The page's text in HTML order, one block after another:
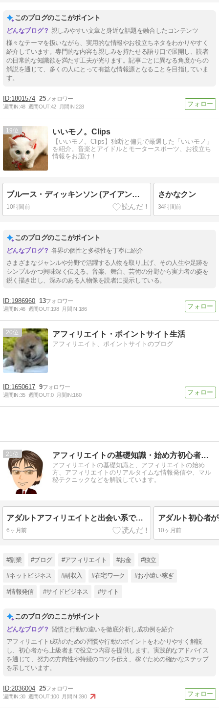
このブログのここがポイント
親しみやすい文章と身近な話題を融合したコンテンツ
様々なテーマを扱いながら、実用的な情報やお役立ちネタをわかりやすく
紹介しています。専門的な内容も親しみを持たせる語り口で展開し、読者
の日常的な知識欲を満たす工夫が光ります。記事ごとに異なる角度からの
解説を通じて、多くの人にとって有益な情報源となることを目指していま
す。
1801574 25
週間IN:48 週間OUT:42 月間IN:228
19 いいモノ。Clips
【いいモノ。Clips】独断と偏見で厳選した「いいモノ」
を紹介。音楽とアイドルとモータースポーツ、お役立ち
情報をお届け！
ブルース・ディッキンソン (アイアン・メイデン)
10時間前
さかなクン
34時間前
このブログのここがポイント
各界の個性と多様性を丁寧に紹介
さまざまなジャンルや分野で活躍する人物を取り上げ、その人生や足跡を
シンプルかつ興味深く伝える。音楽、舞台、芸術の分野から実力者の姿を
鋭く描き出し、深みのある人物像を読者に提示している。
1986960 13
週間IN:46 週間OUT:198 月間IN:186
20 アフィリエイト・ポイントサイト生活
アフィリエイト、ポイントサイトのブログ
1650617 9
週間IN:35 週間OUT:0 月間IN:160
21 アフィリエイトの基礎知識・始め方初心者講座
アフィリエイトの基礎知識と、アフィリエイトの始め
方、アフィリエイトのリアルタイムな情報発信や、マル
秘テクニックなどを解説しています。
アダルトアフィリエイトと出会い系で稼ぐ別サイト運用とリライト戦略の全体像
6ヶ月前 10ヶ月前
#副業 #ブログ #アフィリエイト #お金 #独立
#ネットビジネス #副収入 #在宅ワーク #お小遣い稼ぎ
#情報発信 #サイドビジネス #サイト
このブログのここがポイント
習慣と行動の違いを徹底分析し成功例を紹介
アフィリエイト成功のための習慣や行動のポイントをわかりやすく解説
し、初心者から上級者まで役立つ内容を提供します。実践的なアドバイス
を通じて、努力の方向性や持続のコツを伝え、稼ぐための確かなステップ
を示しています。
2036004 25
週間IN:30 週間OUT:100 月間IN:390